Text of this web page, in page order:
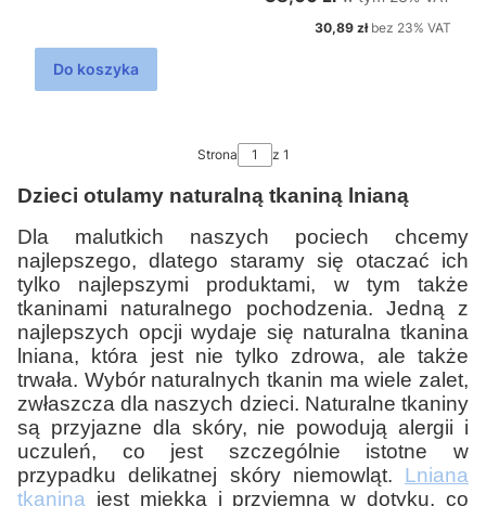
Cena netto
30,89 zł bez 23% VAT
Do koszyka
Strona z 1
Dzieci otulamy naturalną tkaniną lnianą
Dla malutkich naszych pociech chcemy
najlepszego, dlatego staramy się otaczać ich
tylko najlepszymi produktami, w tym także
tkaninami naturalnego pochodzenia. Jedną z
najlepszych opcji wydaje się naturalna tkanina
lniana, która jest nie tylko zdrowa, ale także
trwała. Wybór naturalnych tkanin ma wiele zalet,
zwłaszcza dla naszych dzieci. Naturalne tkaniny
są przyjazne dla skóry, nie powodują alergii i
uczuleń, co jest szczególnie istotne w
przypadku delikatnej skóry niemowląt. Lniana
tkanina jest miękka i przyjemna w dotyku, co